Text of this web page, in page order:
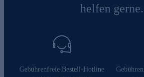
helfen gerne.
Gebührenfreie Bestell-Hotline